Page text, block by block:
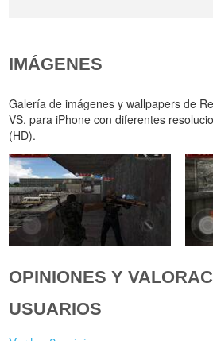
IMÁGENES
Galería de imágenes y wallpapers de
VS. para iPhone con diferentes
(HD).
OPINIONES Y
USUARIOS